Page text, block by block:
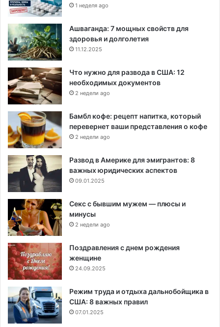
1 неделя ago
Ашваганда: 7 мощных свойств для
здоровья и долголетия
11.12.2025
Что нужно для развода в США: 12
необходимых документов
2 недели ago
Бамбл кофе: рецепт напитка, который
перевернет ваши представления о кофе
2 недели ago
Развод в Америке для эмигрантов: 8
важных юридических аспектов
09.01.2025
Секс с бывшим мужем — плюсы и
минусы
2 недели ago
Поздравления с днем рождения
женщине
24.09.2025
Режим труда и отдыха дальнобойщика в
США: 8 важных правил
07.01.2025